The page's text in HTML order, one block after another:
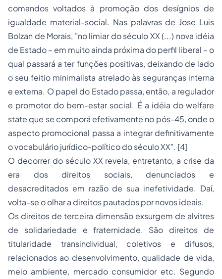
comandos voltados à promoção dos desígnios de
igualdade material-social. Nas palavras de Jose Luis
Bolzan de Morais, "no limiar do século XX (...) nova idéia
de Estado – em muito ainda próxima do perfil liberal – o
qual passará a ter funções positivas, deixando de lado
o seu feitio minimalista atrelado às seguranças interna
e externa. O papel do Estado passa, então, a regulador
e promotor do bem-estar social. É a idéia do welfare
state que se comporá efetivamente no pós-45, onde o
aspecto promocional passa a integrar definitivamente
o vocabulário jurídico-político do século XX". [4]
O decorrer do século XX revela, entretanto, a crise da
era dos direitos sociais, denunciados e
desacreditados em razão de sua inefetividade. Daí,
volta-se o olhar a direitos pautados por novos ideais.
Os direitos de terceira dimensão exsurgem de alvitres
de solidariedade e fraternidade. São direitos de
titularidade transindividual, coletivos e difusos,
relacionados ao desenvolvimento, qualidade de vida,
meio ambiente, mercado consumidor etc. Segundo